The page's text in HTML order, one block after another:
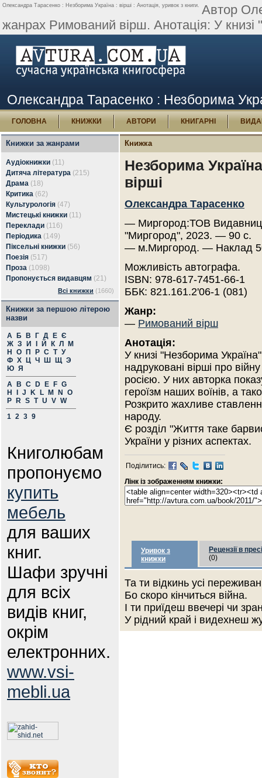
Олександра Тарасенко : Незборима Україна : вірші : Анотація, уривок з книги. Автор
жанрах Римований вірш. Анотація: У
Олександра Тарасенко : Незборима
ГОЛОВНА КНИЖКИ АВТОРИ КНИГАРНІ
Книжки за жанрами
Аудіокнижки (11)
Дитяча література (215)
Драма (18)
Критика (62)
Культурологія (47)
Мистецькі книжки (11)
Переклади (116)
Періодика (149)
Піксельні книжки (56)
Поезія (517)
Проза (1098)
Пропонується видавцям (21)
Всі книжки (1660)
Книжки за першою літерою
назви
А Б В Г Д Е Є
Ж З И Й К Л
М
Н
О П Р С Т У
Ф Х Ц Ч Ш Щ Э
Ю Я
A
B C D E F G
H
J K L M N
O
P
R S T U V W
1 2 3 9
Книголюбам
пропонуємо
купить
мебель
для ваших
книг.
Шафи зручні
для всіх
видів книг,
окрім
електронних.
www.vsi-
mebli.ua
Книжка
Незборима
вірші
Олександра Тарасенко
— Миргород:ТОВ
"Миргород", 2023. — 90 с.
— м.Миргород. — Наклад
Можливість автографа.
ISBN: 978-617-7451-66-1
ББК: 821.161.2'06-1 (081)
Жанр:
— Римований вірш
Анотація:
У книзі "Незборима Україна"
надруковані вірші про війну
росією. У них авторка
героїзм наших воїнів, а
Розкрито жахливе
народу.
Є розділ "Життя таке
України у різних аспектах.
Поділитись:
Лінк із зображенням книжки:
Уривок з
книжки
Рецензії в пресі
(0)
Та ти відкинь усі
Бо скоро кінчиться війна.
І ти приїдеш ввечері чи
У рідний край і видехнеш